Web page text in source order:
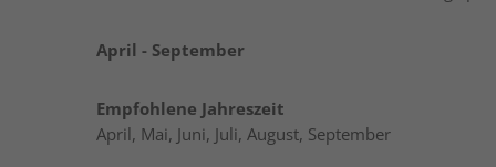
April - September
Empfohlene Jahreszeit
April, Mai, Juni, Juli, August, September